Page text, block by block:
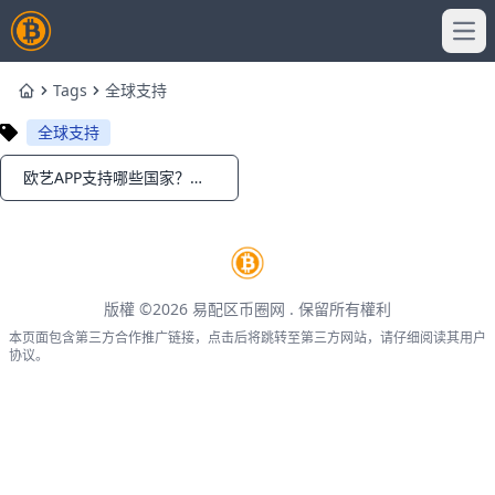
HomeTags
全球支持
全球支持
Notifications 欧艺APP支持哪些国家？全球200国全解析！
版權 ©2026 易配区币圈网 . 保留所有權利
本页面包含第三方合作推广链接，点击后将跳转至第三方网站，请仔细阅读其用户
协议。